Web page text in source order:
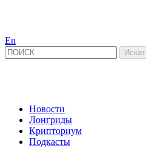
En
Новости
Лонгриды
Крипториум
Подкасты